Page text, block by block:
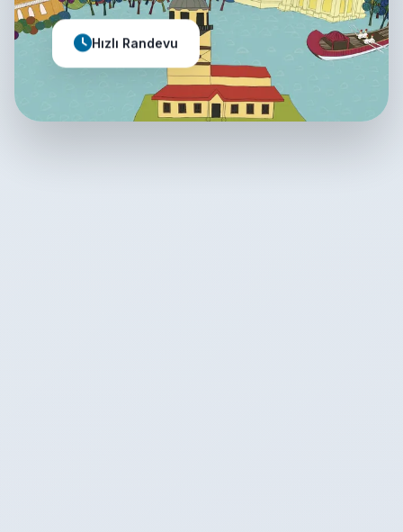
Hızlı Randevu